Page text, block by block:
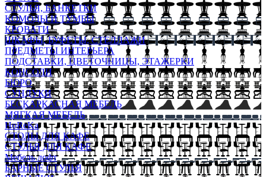
СТУЛЬЯ, БАНКЕТКИ
КОМОДЫ И ТУМБЫ
КРОВАТИ
ШКАФЫ, БУФЕТЫ, СТЕЛЛАЖИ
ПРЕДМЕТЫ ИНТЕРЬЕРА
ПОДСТАВКИ, ЦВЕТОЧНИЦЫ, ЭТАЖЕРКИ
КОНСОЛИ
БЮРО
СУНДУКИ
БЕСКАРКАСНАЯ МЕБЕЛЬ
МЯГКАЯ МЕБЕЛЬ
HoReKa
СТОЛЫ ДЛЯ КАФЕ
СТУЛЬЯ ДЛЯ КАФЕ
Мебель лофт
БАРНЫЕ СТУЛЬЯ